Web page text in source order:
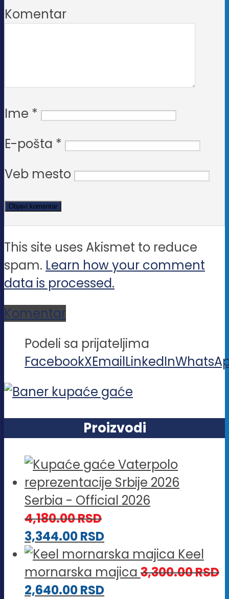
Komentar
Ime *
E-pošta *
Veb mesto
This site uses Akismet to reduce
spam. Learn how your comment
data is processed.
Komentar
Podeli sa prijateljima
FacebookXEmailLinkedIn
Proizvodi
Serbia - Official 2026
4,180.00RSD
3,344.00RSD
Keel
mornarska majica 3,300.00RSD
2,640.00RSD